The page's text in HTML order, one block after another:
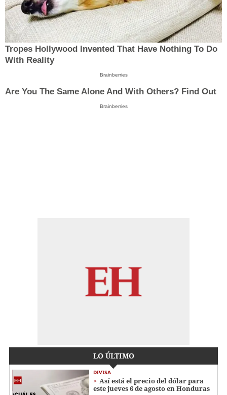
Tropes Hollywood Invented That Have Nothing To Do
With Reality
Brainberries
Are You The Same Alone And With Others? Find Out
Brainberries
LO ÚLTIMO
DIVISA
Así está el precio del dólar para
este jueves 6 de agosto en Honduras